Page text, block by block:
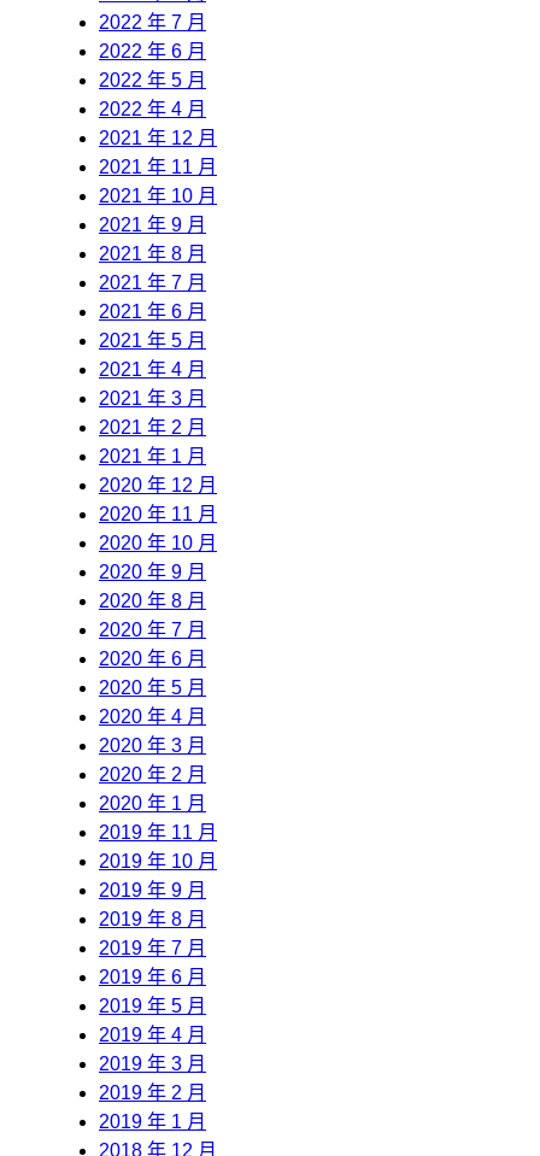
2022 年 7 月
2022 年 6 月
2022 年 5 月
2022 年 4 月
2021 年 12 月
2021 年 11 月
2021 年 10 月
2021 年 9 月
2021 年 8 月
2021 年 7 月
2021 年 6 月
2021 年 5 月
2021 年 4 月
2021 年 3 月
2021 年 2 月
2021 年 1 月
2020 年 12 月
2020 年 11 月
2020 年 10 月
2020 年 9 月
2020 年 8 月
2020 年 7 月
2020 年 6 月
2020 年 5 月
2020 年 4 月
2020 年 3 月
2020 年 2 月
2020 年 1 月
2019 年 11 月
2019 年 10 月
2019 年 9 月
2019 年 8 月
2019 年 7 月
2019 年 6 月
2019 年 5 月
2019 年 4 月
2019 年 3 月
2019 年 2 月
2019 年 1 月
2018 年 12 月